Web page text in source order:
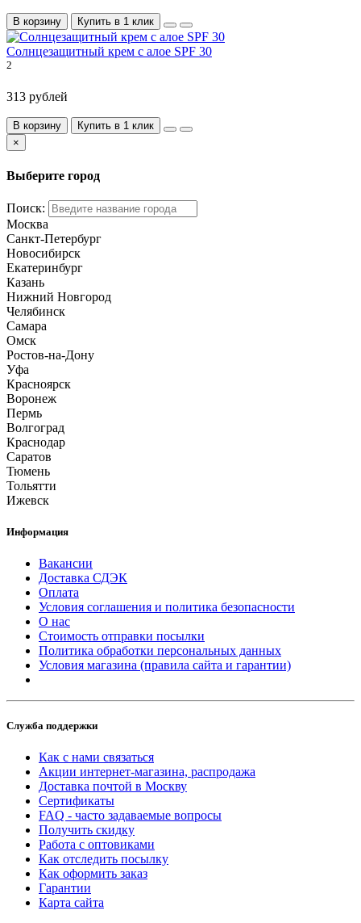
В корзину Купить в 1 клик
Солнцезащитный крем с алое SPF 30
2
313 рублей
В корзину
Купить в 1 клик
×
Выберите город
Поиск:
Москва
Санкт-Петербург
Новосибирск
Екатеринбург
Казань
Нижний Новгород
Челябинск
Самара
Омск
Ростов-на-Дону
Уфа
Красноярск
Воронеж
Пермь
Волгоград
Краснодар
Саратов
Тюмень
Тольятти
Ижевск
Информация
Вакансии
Доставка СДЭК
Оплата
Условия соглашения и политика безопасности
О нас
Стоимость отправки посылки
Политика обработки персональных данных
Условия магазина (правила сайта и гарантии)
Служба поддержки
Как с нами связаться
Акции интернет-магазина, распродажа
Доставка почтой в Москву
Сертификаты
FAQ - часто задаваемые вопросы
Получить скидку
Работа с оптовиками
Как отследить посылку
Как оформить заказ
Гарантии
Карта сайта